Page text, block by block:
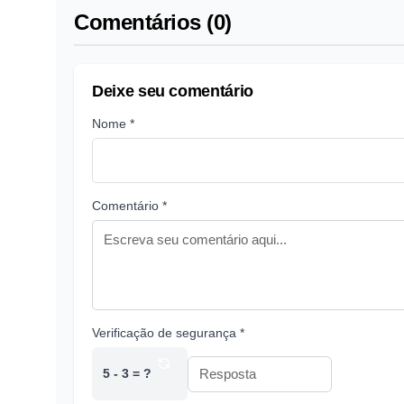
Comentários (0)
Deixe seu comentário
Nome *
Comentário *
Verificação de segurança *
5 - 3 = ?